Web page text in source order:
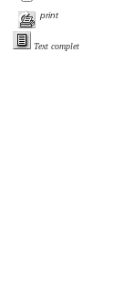
print
Text complet